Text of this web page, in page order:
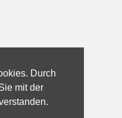
Durch
mit der